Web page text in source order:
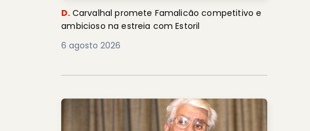
D. Carvalhal promete Famalicão competitivo e
ambicioso na estreia com Estoril
6 agosto 2026